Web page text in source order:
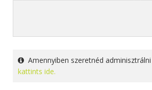
Amennyiben szeretnéd
kattints ide.